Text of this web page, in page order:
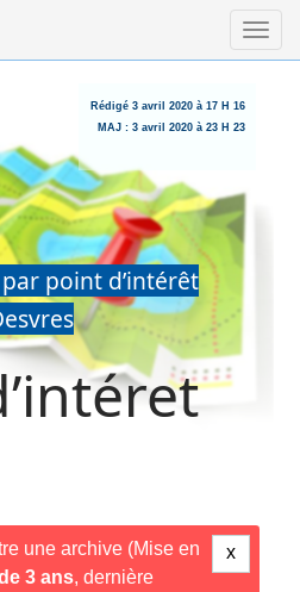
Rédigé 3 avril 2020 à 17 H 16
MAJ : 3 avril 2020 à 23 H 23
point d’intérêt
x
une archive (Mise en
3 ans, dernière